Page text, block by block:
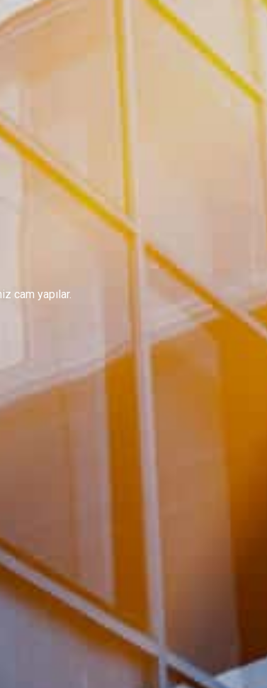
cam yapılar.